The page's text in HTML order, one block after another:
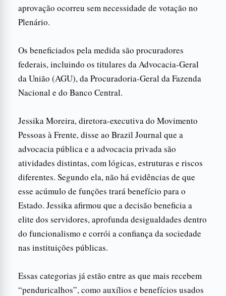
aprovação ocorreu sem necessidade de votação no
Plenário.
Os beneficiados pela medida são procuradores
federais, incluindo os titulares da Advocacia-Geral
da União (AGU), da Procuradoria-Geral da Fazenda
Nacional e do Banco Central.
Jessika Moreira, diretora-executiva do Movimento
Pessoas à Frente, disse ao Brazil Journal que a
advocacia pública e a advocacia privada são
atividades distintas, com lógicas, estruturas e riscos
diferentes. Segundo ela, não há evidências de que
esse acúmulo de funções trará benefício para o
Estado. Jessika afirmou que a decisão beneficia a
elite dos servidores, aprofunda desigualdades dentro
do funcionalismo e corrói a confiança da sociedade
nas instituições públicas.
Essas categorias já estão entre as que mais recebem
“penduricalhos”, como auxílios e benefícios usados